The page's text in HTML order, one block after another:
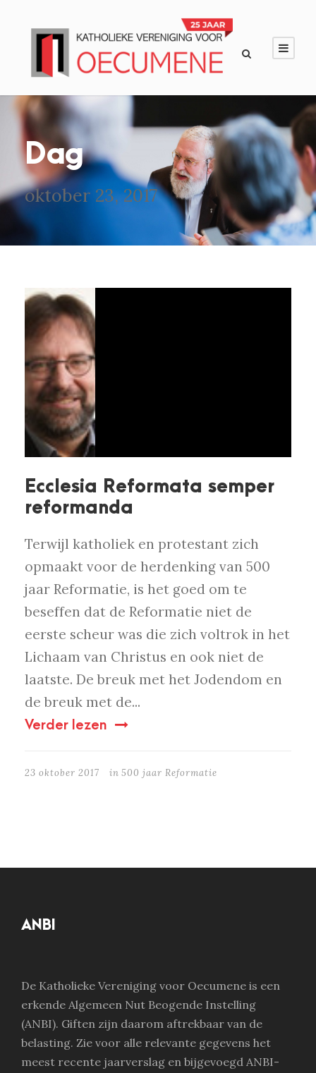
Dag
oktober 23, 2017
Ecclesia Reformata semper
reformanda
Terwijl katholiek en protestant zich
opmaakt voor de herdenking van 500
jaar Reformatie, is het goed om te
beseffen dat de Reformatie niet de
eerste scheur was die zich voltrok in het
Lichaam van Christus en ook niet de
laatste. De breuk met het Jodendom en
de breuk met de...
Verder lezen
23 oktober 2017 in 500 jaar Reformatie
ANBI
De Katholieke Vereniging voor Oecumene is een
erkende Algemeen Nut Beogende Instelling
(ANBI). Giften zijn daarom aftrekbaar van de
belasting. Zie voor alle relevante gegevens het
meest recente jaarverslag en bijgevoegd ANBI-